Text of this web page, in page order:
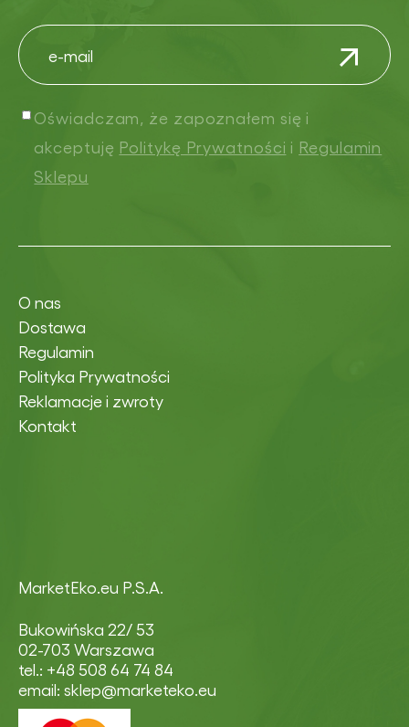
Oświadczam, że zapoznałem się i
akceptuję Politykę Prywatności i Regulamin
Sklepu
MarketEko.eu P.S.A.
Bukowińska 22/ 53
02-703 Warszawa
tel.: +48 508 64 74 84
email: sklep@marketeko.eu
O nas
Dostawa
Regulamin
Polityka Prywatności
Reklamacje i zwroty
Kontakt